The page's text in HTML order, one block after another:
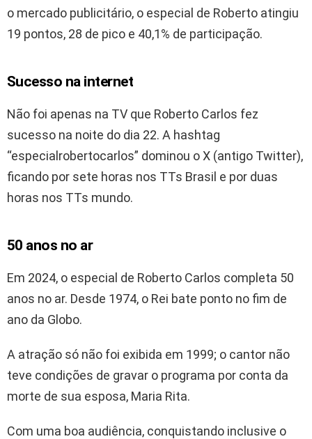
o mercado publicitário, o especial de Roberto atingiu
19 pontos, 28 de pico e 40,1% de participação.
Sucesso na internet
Não foi apenas na TV que Roberto Carlos fez
sucesso na noite do dia 22. A hashtag
“especialrobertocarlos” dominou o X (antigo Twitter),
ficando por sete horas nos TTs Brasil e por duas
horas nos TTs mundo.
50 anos no ar
Em 2024, o especial de Roberto Carlos completa 50
anos no ar. Desde 1974, o Rei bate ponto no fim de
ano da Globo.
A atração só não foi exibida em 1999; o cantor não
teve condições de gravar o programa por conta da
morte de sua esposa, Maria Rita.
Com uma boa audiência, conquistando inclusive o